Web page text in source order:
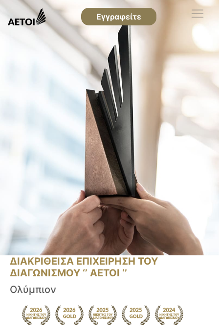
Εγγραφείτε
ΔΙΑΚΡΙΘΕΙΣΑ ΕΠΙΧΕΙΡΗΣΗ ΤΟΥ
ΔΙΑΓΩΝΙΣΜΟΥ ‘’ ΑΕΤΟΙ ‘’
Ολύμπιον